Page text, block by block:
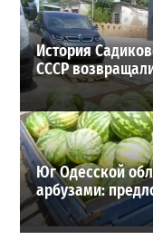
История
СССР
Юг Одесской
арбузами: